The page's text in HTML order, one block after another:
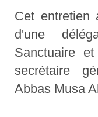
Cet
d'une
Sanctuaire
secrétaire
Abbas Musa